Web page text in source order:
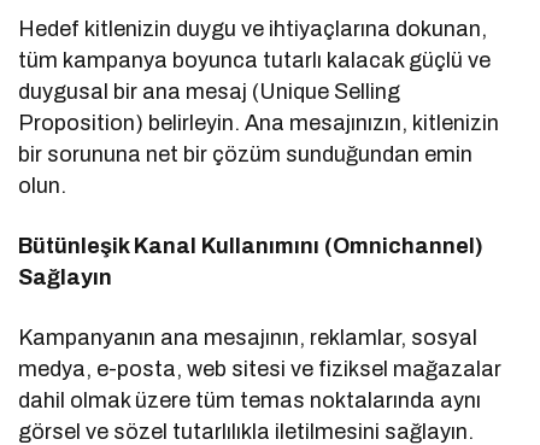
Hedef kitlenizin duygu ve ihtiyaçlarına dokunan,
tüm kampanya boyunca tutarlı kalacak güçlü ve
duygusal bir ana mesaj (Unique Selling
Proposition) belirleyin. Ana mesajınızın, kitlenizin
bir sorununa net bir çözüm sunduğundan emin
olun.
Bütünleşik Kanal Kullanımını (Omnichannel)
Sağlayın
Kampanyanın ana mesajının, reklamlar, sosyal
medya, e-posta, web sitesi ve fiziksel mağazalar
dahil olmak üzere tüm temas noktalarında aynı
görsel ve sözel tutarlılıkla iletilmesini sağlayın.